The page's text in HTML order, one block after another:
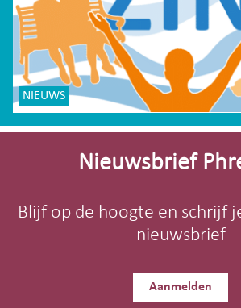
NIEUWS
Site-
Nieuwsbrief
Blijf op de hoogte en schrijf
nieuwsbrief
Aanmelden